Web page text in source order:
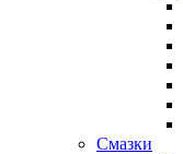
Смазки